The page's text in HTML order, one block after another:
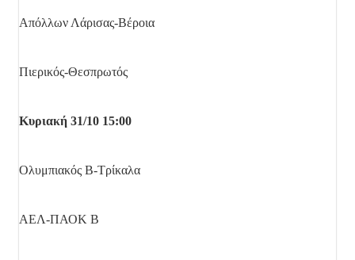
Απόλλων Λάρισας-Βέροια
Πιερικός-Θεσπρωτός
Κυριακή 31/10 15:00
Ολυμπιακός Β-Τρίκαλα
ΑΕΛ-ΠΑΟΚ Β